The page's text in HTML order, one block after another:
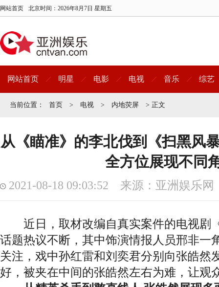
网站首页 北京时间： 2026年8月7日 星期五
网站首页 明星 电影 电视 音乐 综艺
当前位置： 首页 > 电视 > 内地荧屏 > 正文
从《瞄准》的李北伐到《扫黑风
全方位展现不同
2021-08-18 09:03:52 来源：亚洲娱乐网
近日，取材改编自真实案件的电视剧
话题热议不断，其中饰演情报人员邢非一
关注，戏中孙红雷和刘奕君分别向张皓然
好，被夹在中间的张皓然左右为难，让观